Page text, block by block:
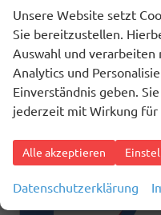
Unsere Website setzt
Sie bereitzustellen.
Auswahl und
Analytics und
Einverständnis geben.
jederzeit mit Wirkung
Alle akzeptieren
Datenschutzerklärung